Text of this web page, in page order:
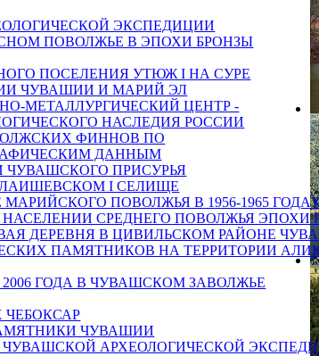
ЭКСПЕДИЦИИ
ПОВОЛЖЬЕ В ЭПОХИ БРОНЗЫ
ПОСЕЛЕНИЯ УТЮЖ I НА СУРЕ
ЧУВАШИИ И МАРИЙ ЭЛ
МЕТАЛЛУРГИЧЕСКИЙ ЦЕНТР -
НАСЛЕДИЯ РОССИИ
ФИННОВ ПО
ДАННЫМ
ПРИСУРЬЯ
I СЕЛИЩЕ
ПОВОЛЖЬЯ В 1956-1965
СРЕДНЕГО ПОВОЛЖЬЯ ЭПОХИ
ДЕРЕВНЯ В ЦИВИЛЬСКОМ РАЙОНЕ
ПАМЯТНИКОВ НА ТЕРРИТОРИИ
ГОДА В ЧУВАШСКОМ ЗАВОЛЖЬЕ
ЧУВАШИИ
АРХЕОЛОГИЧЕСКОЙ